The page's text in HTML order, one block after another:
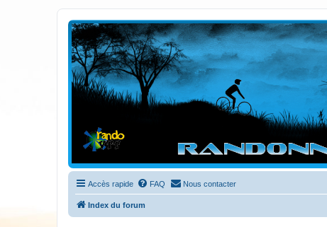
Randovttfree.fr
Bienvenue sur le site des randos vtt et pédestre de Bretagne . Bonne
Accès rapide FAQ Nous contacter
Index du forum